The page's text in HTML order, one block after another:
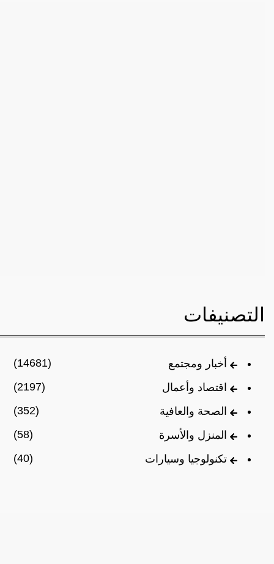
التصنيفات
أخبار ومجتمع
(14681)
اقتصاد وأعمال
(2197)
الصحة والعافية
(352)
المنزل والأسرة
(58)
تكنولوجيا وسيارات
(40)